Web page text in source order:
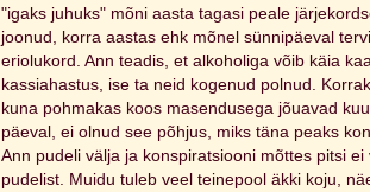
"igaks juhuks" mõni aasta tagasi peale
joonud, korra aastas ehk mõnel sünnipäeval
eriolukord. Ann teadis, et alkoholiga võib käia
kassiahastus, ise ta neid kogenud polnud.
kuna pohmakas koos masendusega jõuavad
päeval, ei olnud see põhjus, miks täna peaks
Ann pudeli välja ja konspiratsiooni mõttes pitsi
pudelist. Muidu tuleb veel teinepool äkki koju,